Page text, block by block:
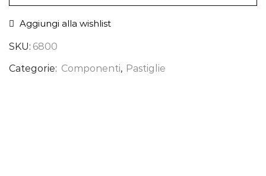
Aggiungi alla wishlist
SKU: 6800
Categorie: Componenti, Pastiglie